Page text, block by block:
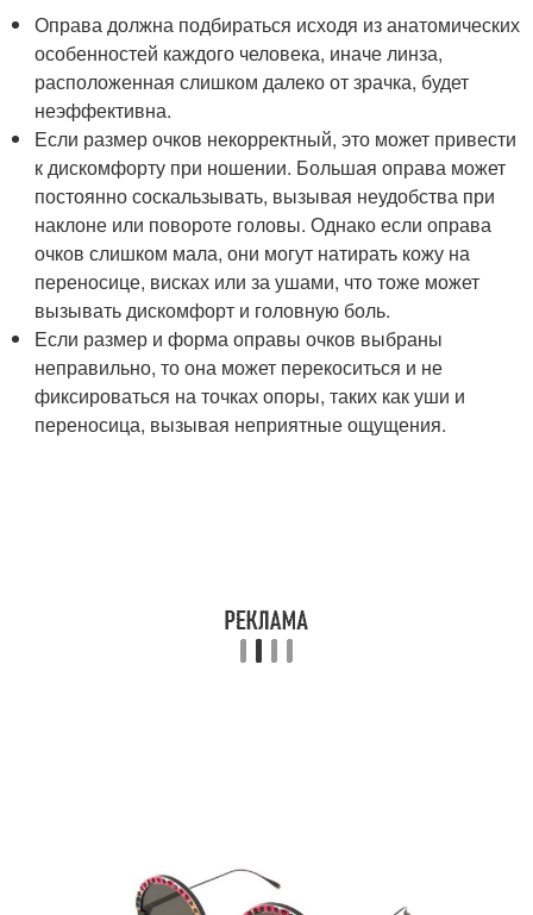
Оправа должна подбираться исходя из анатомических
особенностей каждого человека, иначе линза,
расположенная слишком далеко от зрачка, будет
неэффективна.
Если размер очков некорректный, это может привести
к дискомфорту при ношении. Большая оправа может
постоянно соскальзывать, вызывая неудобства при
наклоне или повороте головы. Однако если оправа
очков слишком мала, они могут натирать кожу на
переносице, висках или за ушами, что тоже может
вызывать дискомфорт и головную боль.
Если размер и форма оправы очков выбраны
неправильно, то она может перекоситься и не
фиксироваться на точках опоры, таких как уши и
переносица, вызывая неприятные ощущения.